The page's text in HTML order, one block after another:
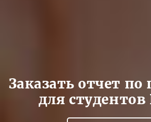
Заказать отчет по
для